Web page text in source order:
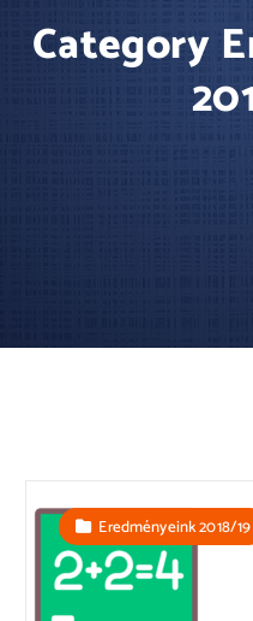
Category
Eredményeink 2018/19